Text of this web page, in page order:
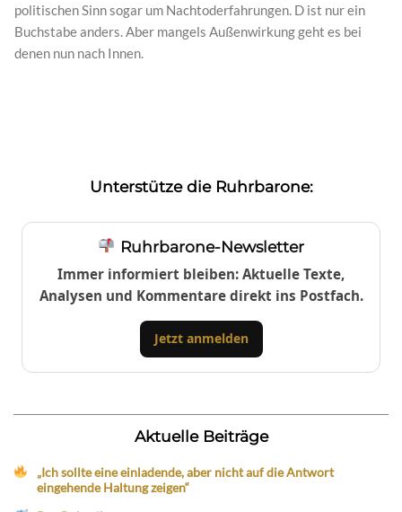
politischen Sinn sogar um Nachtoderfahrungen. D ist nur ein
Buchstabe anders. Aber mangels Außenwirkung geht es bei
denen nun nach Innen.
Unterstütze die Ruhrbarone:
Ruhrbarone-Newsletter
Immer informiert bleiben: Aktuelle Texte,
Analysen und Kommentare direkt ins Postfach.
Jetzt anmelden
Aktuelle Beiträge
„Ich sollte eine einladende, aber nicht auf die Antwort
eingehende Haltung zeigen“